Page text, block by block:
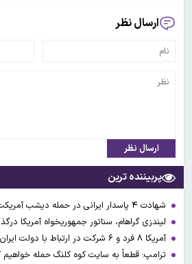
ارسال نظر
ارسال نظر
پربیننده ترین
شهادت ۴ پاسدار ایرانی در حمله دیشب آمریکت و عربستان به عراق
لیندزی گراهام، سناتور جمهوریخواه آمریکا
آمریکا ۸ فرد و ۶ شرکت در ارتباط با دولت ایران را تحریم کرد
ترامپ: قطعاً به سایت کوه کلنگ حمله خواهیم